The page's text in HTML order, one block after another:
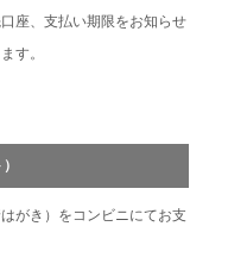
座、支払い期限をお知らせ
す。
がき）をコンビニにてお支